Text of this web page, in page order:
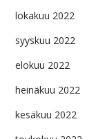
lokakuu 2022
syyskuu 2022
elokuu 2022
heinäkuu 2022
kesäkuu 2022